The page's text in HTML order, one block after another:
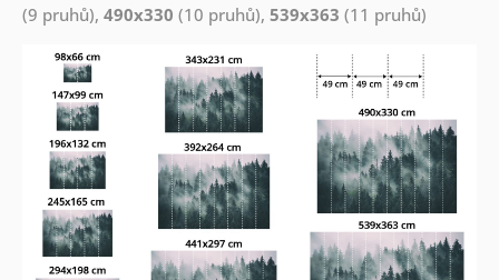
(9 pruhů), 490x330 (10 pruhů), 539x363 (11 pruhů)